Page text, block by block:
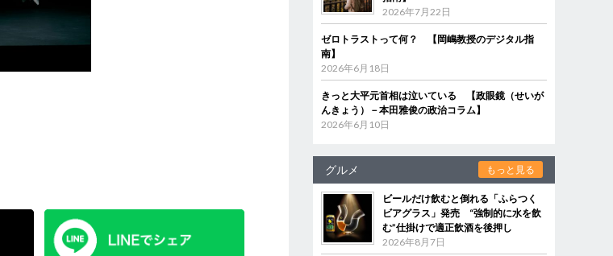
2026年7月22日
ゼロトラストって何？ 【岡嶋教授のデジタル指
南】
2026年6月18日
きっと大平元首相は泣いている 【政眼鏡（せいが
んきょう）－本田雅俊の政治コラム】
2026年6月10日
グルメ もっと見る
ビールだけ飲むと倒れる「ふらつく
ビアグラス」発売 “強制的に水を飲
む”仕掛けで適正飲酒を後押し
2026年8月7日